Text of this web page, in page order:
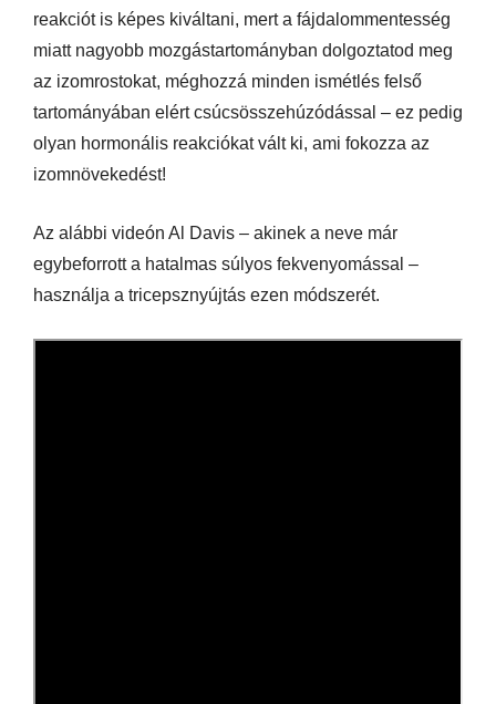
reakciót is képes kiváltani, mert a fájdalommentesség
miatt nagyobb mozgástartományban dolgoztatod meg
az izomrostokat, méghozzá minden ismétlés felső
tartományában elért csúcsösszehúzódással – ez pedig
olyan hormonális reakciókat vált ki, ami fokozza az
izomnövekedést!
Az alábbi videón Al Davis – akinek a neve már
egybeforrott a hatalmas súlyos fekvenyomással –
használja a tricepsznyújtás ezen módszerét.